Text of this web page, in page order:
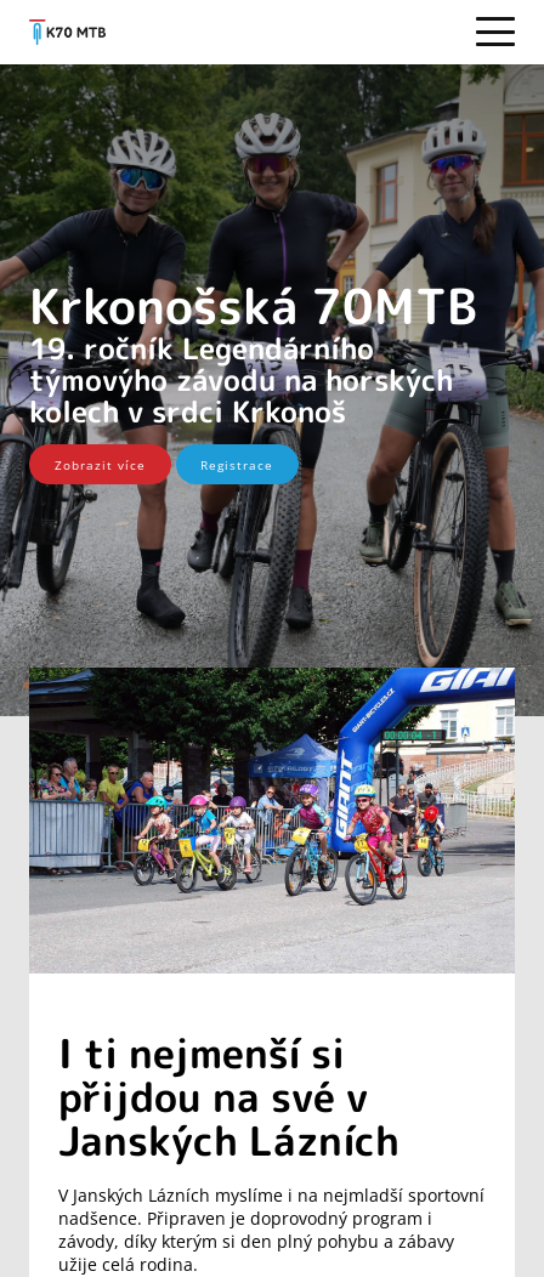
Krkonošská 70MTB
19. ročník Legendárního
týmovýho závodu na horských
kolech v srdci Krkonoš
Zobrazit více Registrace
I ti nejmenší si
přijdou na své v
Janských Lázních
V Janských Lázních myslíme i na nejmladší sportovní
nadšence. Připraven je doprovodný program i
závody, díky kterým si den plný pohybu a zábavy
užije celá rodina.